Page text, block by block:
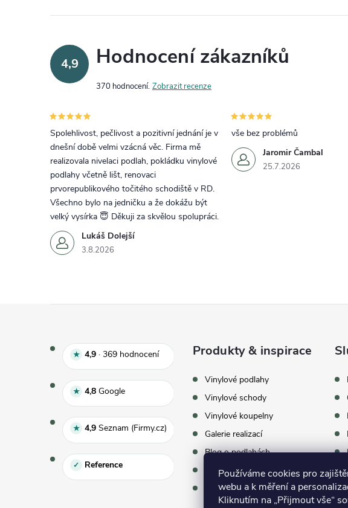
Používáme cookies pro
webu a k měření a
Kliknutím na „Přijmout vše“
4,9 Hodnocení zákazníků
370 hodnocení Zobrazit recenze
Lukáš Dolejší
3.8.2026
Spolehlivost, pečlivost a pozitivní jednání je v
dnešní době velmi vzácná věc. Firma mě
realizovala nivelaci podlah, pokládku vinylové
podlahy včetně lišt, renovaci
prvorepublikového točitého schodiště v RD.
Všechno bylo na jedničku a že dokážu být
velký vysírka 😇 Děkuji za skvělou spolupráci.
Jaromir Čambal
25.7.2026
vše bez problémů
★ 4,9 · 369 hodnoceníHodnocení e‑shopu 4,9 z 5, celkem369
★ 4,8 GoogleHodnocení Google 4,8 z 5
★ 4,9 Seznam (Firmy.cz) Hodnocení Seznam 4,9 z 5
✓ Reference
Produkty & inspirace
Vinylové podlahy
Vinylové schody
Vinylové koupelny
Galerie realizací
Blog o podlahách
Vzorky zdarma
Virtuální showroom